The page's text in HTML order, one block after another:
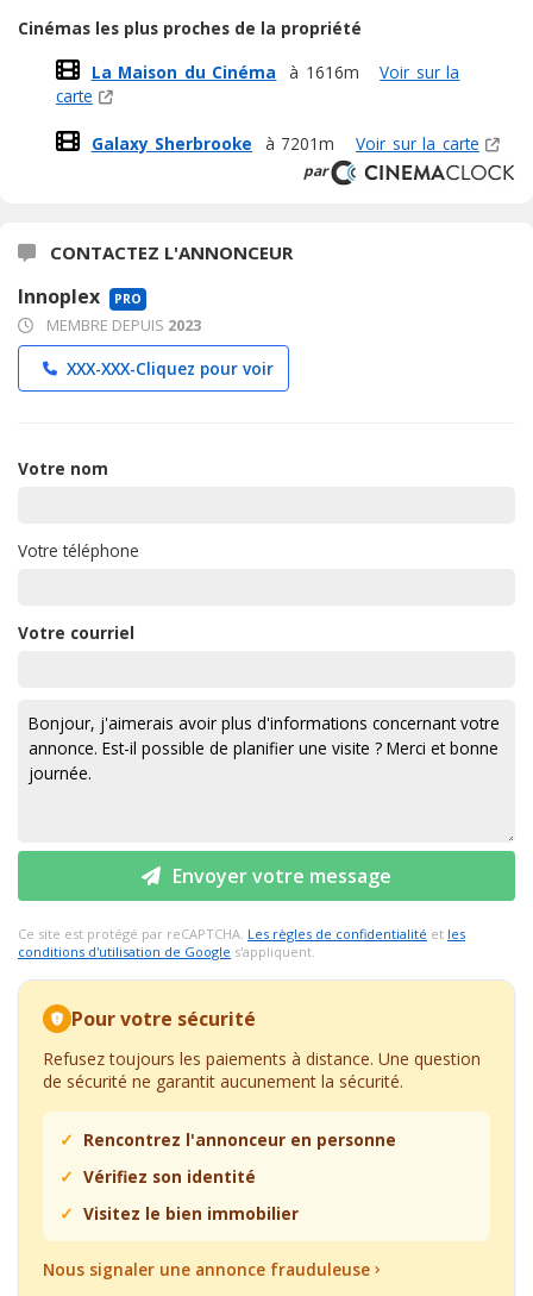
Cinémas les plus proches de la propriété
La Maison du Cinéma
à 1616m
Voir sur la
carte
Galaxy Sherbrooke à 7201m Voir sur la carte
par
CONTACTEZ L'ANNONCEUR
Innoplex PRO
MEMBRE DEPUIS 2023
XXX-XXX-Cliquez pour voir
Votre nom
Votre téléphone
Votre courriel
Envoyer votre message
Ce site est protégé par reCAPTCHA. Les règles de confidentialité et les
conditions d'utilisation de Google s'appliquent.
Pour votre sécurité
Refusez toujours les paiements à distance. Une question
de sécurité ne garantit aucunement la sécurité.
Rencontrez l'annonceur en personne
Vérifiez son identité
Visitez le bien immobilier
Nous signaler une annonce frauduleuse